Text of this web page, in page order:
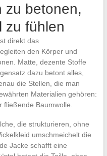
zu betonen,
zu fühlen
direkt das
den Körper und
Matte, dezente Stoffe
dazu betont alles,
die Stellen, die man
Materialien gehören:
fließende Baumwolle.
die strukturieren, ohne
umschmeichelt die
Jacke schafft eine